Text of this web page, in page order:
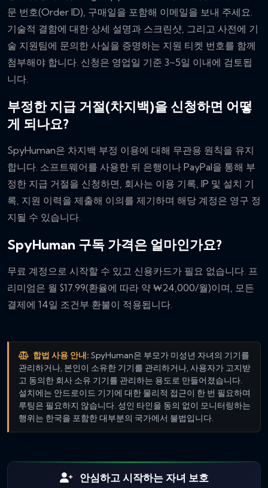
문 번호(Order ID), 구매일을 포함해 이메일을 보내 주세요.
기술적 결함에 대한 상세 설명과 스크린샷, 그리고 사전에 기
술 지원팀에 문의한 사실을 증명하는 지원 티켓 번호를 함께
첨부해야 합니다. 신청은 영업일 기준 3~5일 이내에 검토됩
니다.
부정한 지급 거절(차지백)을 신청하면 어떻
게 되나요?
SpyHuman은 차지백 부정 이용에 대해 무관용 원칙을 유지
합니다. 소프트웨어를 사용한 뒤 은행이나 PayPal을 통해 부
정한 지급 거절을 신청하면, 회사는 이용 기록, IP 및 설치 기
록, 지원 이력을 제출해 이의를 제기하며 해당 계정은 영구 정
지될 수 있습니다.
SpyHuman 구독 가격은 얼마인가요?
무료 계정으로 시작할 수 있고 신용카드가 필요 없습니다. 프
리미엄은 월 $17.99(환율에 따라 약 ₩24,000/월)이며, 모든
결제에 14일 조건부 환불이 적용됩니다.
합법 사용 안내: SpyHuman은 부모가 미성년 자녀의 기기를
관리하거나, 본인이 소유한 기기를 관리하거나, 사용자가 고지받
고 동의한 회사 소유 기기를 관리하는 용도로 만들어졌습니다.
설치에는 안드로이드 기기에 대한 물리적 접근이 한 번 필요하며
루팅은 필요하지 않습니다. 성인 타인을 동의 없이 모니터링하는
행위는 한국을 포함한 대부분의 국가에서 불법입니다.
안심하고 시작하는 자녀 보호